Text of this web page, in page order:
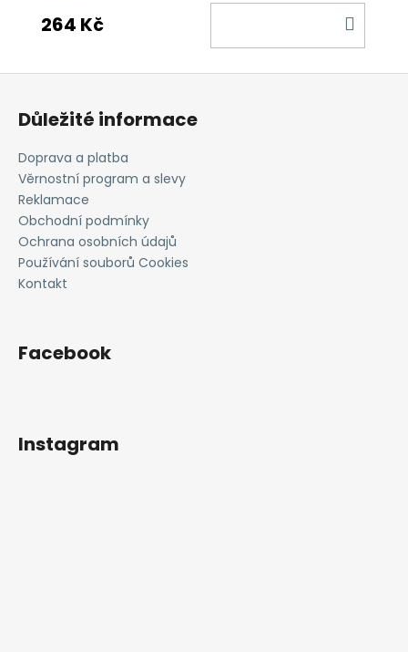
264 Kč
Důležité informace
Doprava a platba
Věrnostní program a slevy
Reklamace
Obchodní podmínky
Ochrana osobních údajů
Používání souborů Cookies
Kontakt
Facebook
Instagram